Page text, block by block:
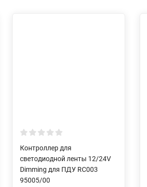
Контроллер для
светодиодной ленты 12/24V
Dimming для ПДУ RC003
95005/00